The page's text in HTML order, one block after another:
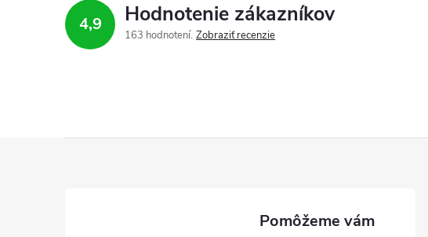
i
e
v
4,9 Hodnotenie zákazníkov
163 hodnotení Zobraziť recenzie